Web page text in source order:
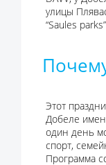
улицы
“Saules
Этот
Добеле
один день
спорт,
Программа